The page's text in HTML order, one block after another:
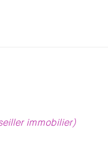
immobilier)